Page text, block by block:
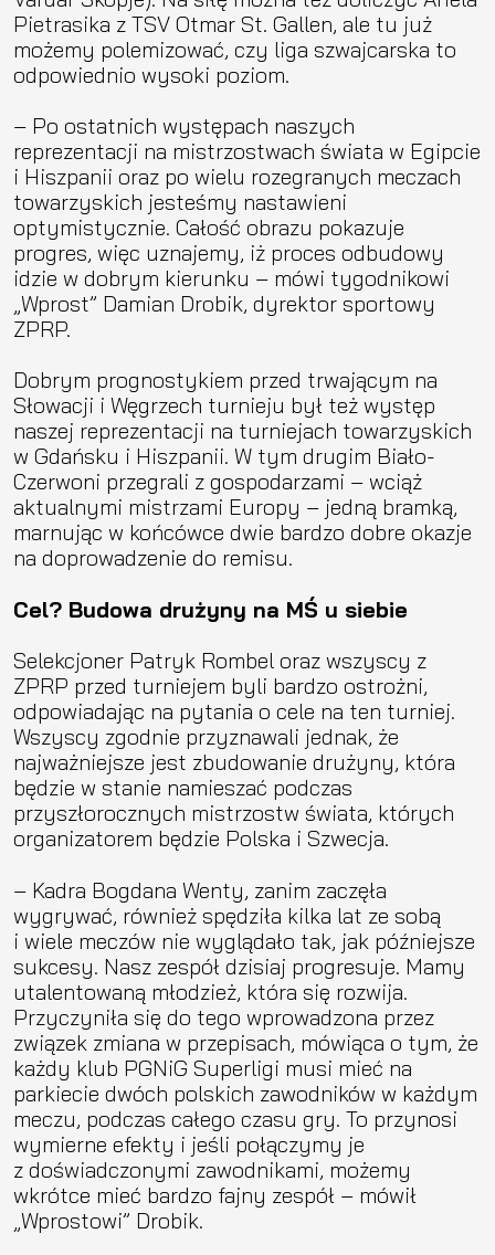
Pietrasika z TSV Otmar St. Gallen, ale tu już
możemy polemizować, czy liga szwajcarska to
odpowiednio wysoki poziom.
– Po ostatnich występach naszych
reprezentacji na mistrzostwach świata w Egipcie
i Hiszpanii oraz po wielu rozegranych meczach
towarzyskich jesteśmy nastawieni
optymistycznie. Całość obrazu pokazuje
progres, więc uznajemy, iż proces odbudowy
idzie w dobrym kierunku – mówi tygodnikowi
„Wprost” Damian Drobik, dyrektor sportowy
ZPRP.
Dobrym prognostykiem przed trwającym na
Słowacji i Węgrzech turnieju był też występ
naszej reprezentacji na turniejach towarzyskich
w Gdańsku i Hiszpanii. W tym drugim Biało-
Czerwoni przegrali z gospodarzami – wciąż
aktualnymi mistrzami Europy – jedną bramką,
marnując w końcówce dwie bardzo dobre okazje
na doprowadzenie do remisu.
Cel? Budowa drużyny na MŚ u siebie
Selekcjoner Patryk Rombel oraz wszyscy z
ZPRP przed turniejem byli bardzo ostrożni,
odpowiadając na pytania o cele na ten turniej.
Wszyscy zgodnie przyznawali jednak, że
najważniejsze jest zbudowanie drużyny, która
będzie w stanie namieszać podczas
przyszłorocznych mistrzostw świata, których
organizatorem będzie Polska i Szwecja.
– Kadra Bogdana Wenty, zanim zaczęła
wygrywać, również spędziła kilka lat ze sobą
i wiele meczów nie wyglądało tak, jak późniejsze
sukcesy. Nasz zespół dzisiaj progresuje. Mamy
utalentowaną młodzież, która się rozwija.
Przyczyniła się do tego wprowadzona przez
związek zmiana w przepisach, mówiąca o tym, że
każdy klub PGNiG Superligi musi mieć na
parkiecie dwóch polskich zawodników w każdym
meczu, podczas całego czasu gry. To przynosi
wymierne efekty i jeśli połączymy je
z doświadczonymi zawodnikami, możemy
wkrótce mieć bardzo fajny zespół – mówił
„Wprostowi” Drobik.